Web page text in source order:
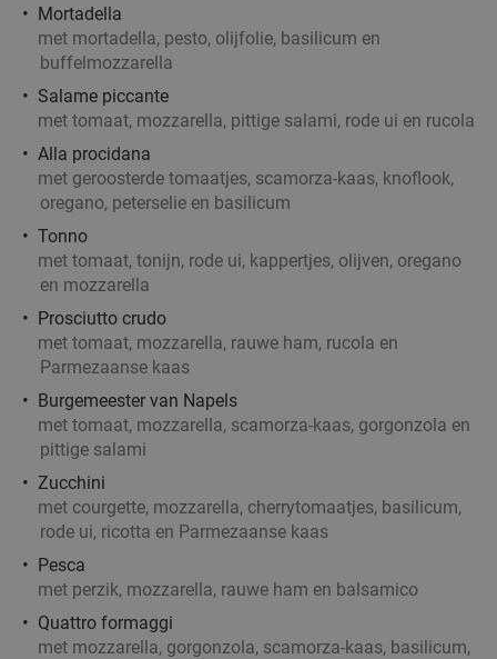
Mortadella
met mortadella, pesto, olijfolie, basilicum en
buffelmozzarella
Salame piccante
met tomaat, mozzarella, pittige salami, rode ui en rucola
Alla procidana
met geroosterde tomaatjes, scamorza-kaas, knoflook,
oregano, peterselie en basilicum
Tonno
met tomaat, tonijn, rode ui, kappertjes, olijven, oregano
en mozzarella
Prosciutto crudo
met tomaat, mozzarella, rauwe ham, rucola en
Parmezaanse kaas
Burgemeester van Napels
met tomaat, mozzarella, scamorza-kaas, gorgonzola en
pittige salami
Zucchini
met courgette, mozzarella, cherrytomaatjes, basilicum,
rode ui, ricotta en Parmezaanse kaas
Pesca
met perzik, mozzarella, rauwe ham en balsamico
Quattro formaggi
met mozzarella, gorgonzola, scamorza-kaas, basilicum,